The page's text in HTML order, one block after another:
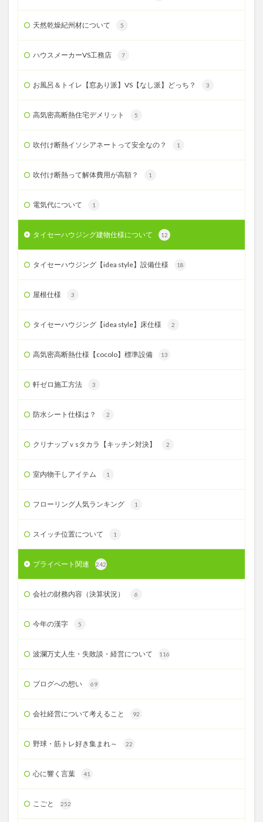
天然乾燥紀州材について 5
ハウスメーカーVS工務店 7
お風呂＆トイレ【窓あり派】VS【なし派】どっち？ 3
高気密高断熱住宅デメリット 5
吹付け断熱イソシアネートって安全なの？ 1
吹付け断熱って解体費用が高額？ 1
電気代について 1
タイセーハウジング建物仕様について 12
タイセーハウジング【idea style】設備仕様 18
屋根仕様 3
タイセーハウジング【idea style】床仕様 2
高気密高断熱仕様【cocolo】標準設備 13
軒ゼロ施工方法 3
防水シート仕様は？ 2
クリナップｖsタカラ【キッチン対決】 2
室内物干しアイテム 1
フローリング人気ランキング 1
スイッチ位置について 1
プライベート関連 242
会社の財務内容（決算状況） 6
今年の漢字 5
波瀾万丈人生・失敗談・経営について 116
ブログへの想い 69
会社経営について考えること 92
野球・筋トレ好き集まれ～ 22
心に響く言葉 41
こごと 252